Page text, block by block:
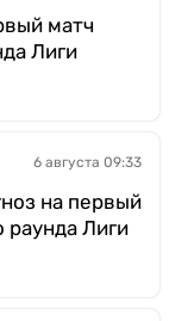
матч
Лиги
6 августа 09:33
на первый
раунда Лиги